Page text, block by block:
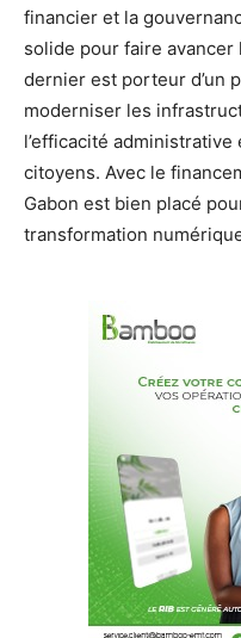
financier et la
solide pour faire
dernier est porteur d’un
moderniser les
l’efficacité
citoyens. Avec le
Gabon est bien placé
transformation